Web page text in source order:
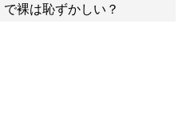
で裸は恥ずかしい？